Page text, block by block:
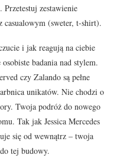
. Przetestuj zestawienie
casualowym (sweter, t-shirt).
i jak reagują na ciebie
badania nad stylem.
czy Zalando są pełne
unikatów. Nie chodzi o
Twoja podróż do nowego
Tak jak Jessica Mercedes
się od wewnątrz – twoja
tej budowy.